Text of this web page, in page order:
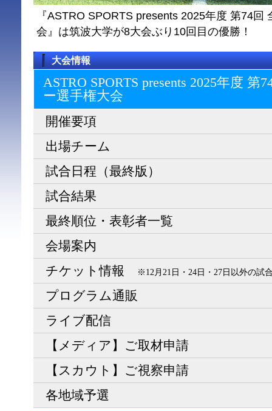
『ASTRO SPORTS presents 2025年度 第74回
会』は筑波大学が8大会ぶり10回目の優勝！
大会情報
ASTRO SPORTS presents 2025年度
ー選⼿権⼤会
開催要項
出場チーム
試合日程（最終版）
試合結果
最終順位・表彰者一覧
会場案内
チケット情報
※12月21日・24日・27日以外の試
プログラム通販
ライブ配信
【メディア】ご取材申請
【スカウト】ご視察申請
各地域予選